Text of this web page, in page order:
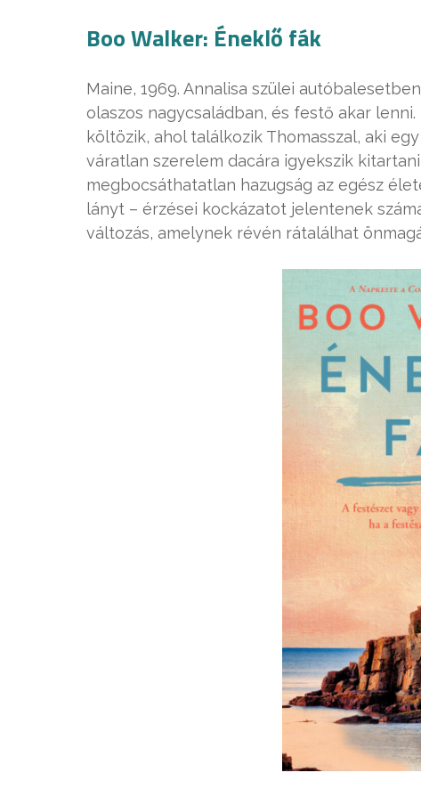
Boo Walker: Éneklő fák
Maine, 1969. Annalisa szülei
olaszos nagycsaládban, és festő akar
költözik, ahol találkozik Thomasszal, aki
váratlan szerelem dacára igyekszik
megbocsáthatatlan hazugság az egész
lányt – érzései kockázatot jelentenek
változás, amelynek révén rátalálhat